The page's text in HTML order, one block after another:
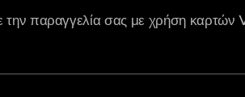
την παραγγελία σας με χρήση